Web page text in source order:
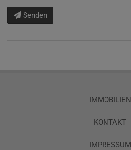
Senden
IMMOBILIEN
KONTAKT
IMPRESSUM